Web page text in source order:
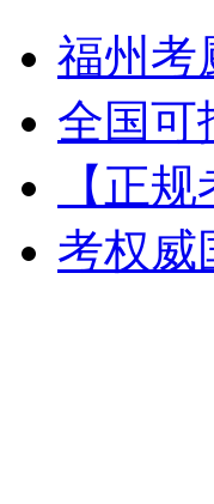
福州考
全国可
【正
考权威